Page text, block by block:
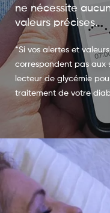
ne nécessite
valeurs précises.
*Si vos alertes et
correspondent pas aux
lecteur de glycémie
traitement de votre